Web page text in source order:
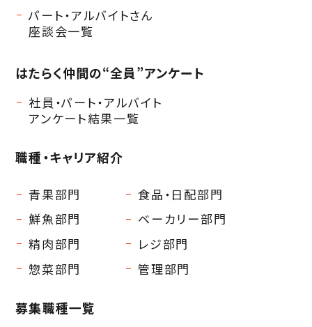
パート・アルバイトさん
座談会一覧
はたらく仲間の“全員”アンケート
社員・パート・アルバイト
アンケート結果一覧
職種・キャリア紹介
青果部門
鮮魚部門
精肉部門
惣菜部門
食品・日配部門
ベーカリー部門
レジ部門
管理部門
募集職種一覧